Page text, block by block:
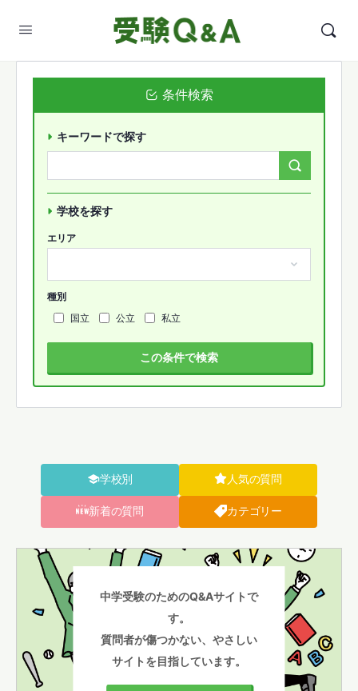
学校別 人気の質問
新着の質問 カテゴリー
中学受験のためのQ&Aサイトで
す。
質問者が傷つかない、やさしい
サイトを目指しています。
条件検索
キーワードで探す
学校を探す
エリア
種別
国立
公立 私立
この条件で検索